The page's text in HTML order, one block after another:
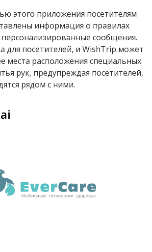
этого приложения посетителям
информация о правилах
персонализированные сообщения.
для посетителей, и WishTrip может
места расположения специальных
рук, предупреждая посетителей,
рядом с ними.